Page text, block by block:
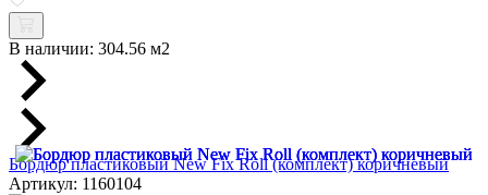
В наличии: 304.56 м2
Бордюр пластиковый New Fix Roll (комплект) коричневый
Артикул: 1160104